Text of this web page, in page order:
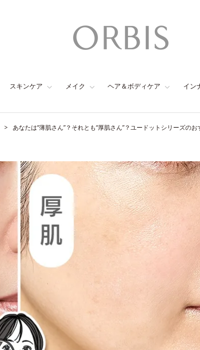
スキンケア メイク ヘア＆ボディケア イン
あなたは“薄肌さん”？それとも“厚肌さん”？ユードットシリーズの